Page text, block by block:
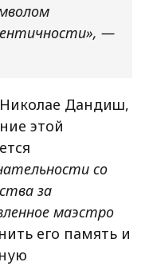
—
Дандиш,
этой
со
за
маэстро
его память и